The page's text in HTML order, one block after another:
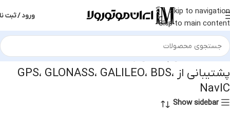
Skip to navigation
Skip to main content
ورود / ثبت
موقعیت یابی پشتیبانی از GPS، GLONASS، GALILEO، BDS، NavIC
پشتیبانی از GPS، GLONASS، GALILEO، BDS،
NavIC
Show sidebar